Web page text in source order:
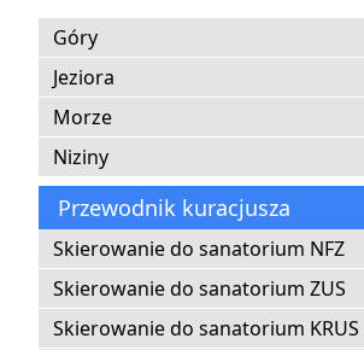
Góry
Jeziora
Morze
Niziny
Przewodnik kuracjusza
Skierowanie do sanatorium NFZ
Skierowanie do sanatorium ZUS
Skierowanie do sanatorium KRUS